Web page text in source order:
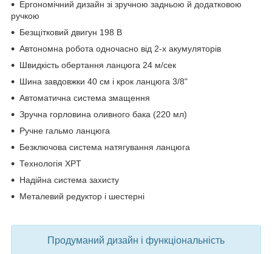
Ергономічний дизайн зі зручною задньою й додатковою
ручкою
Безщітковий двигун 198 В
Автономна робота одночасно від 2-х акумуляторів
Швидкість обертання ланцюга 24 м/сек
Шина завдовжки 40 см і крок ланцюга 3/8"
Автоматична система змащення
Зручна горловина оливного бака (220 мл)
Ручне гальмо ланцюга
Безключова система натягування ланцюга
Технологія XPT
Надійна система захисту
Металевий редуктор і шестерні
Продуманий дизайн і функціональність